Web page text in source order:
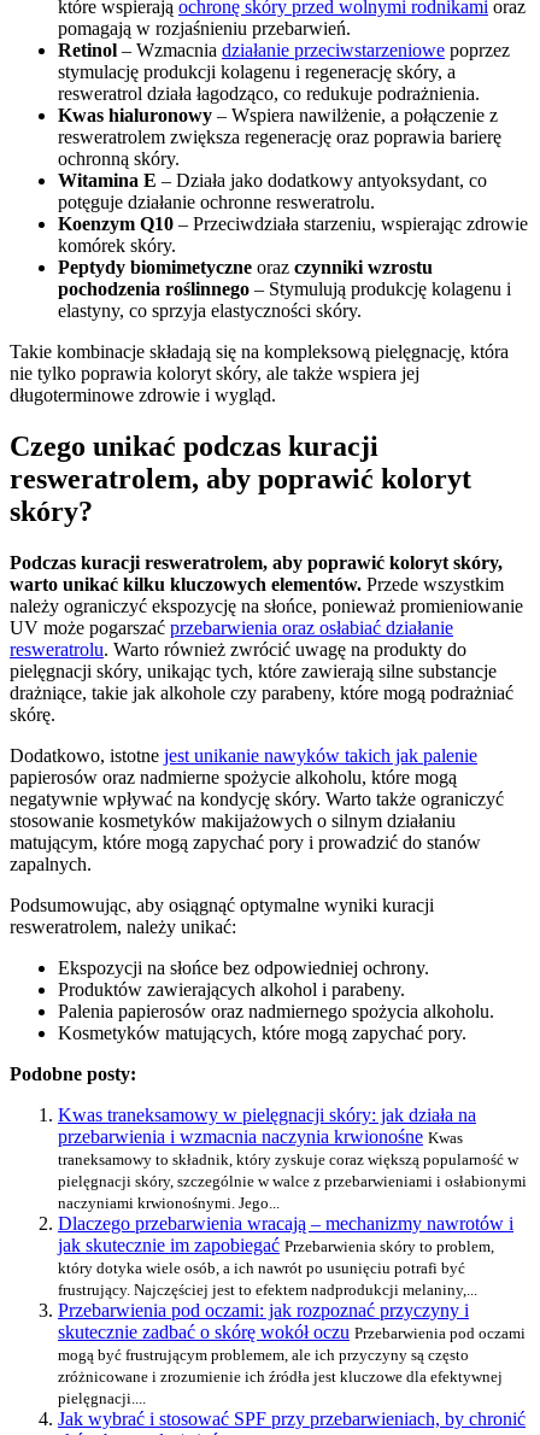
które wspierają ochronę skóry przed wolnymi rodnikami oraz
pomagają w rozjaśnieniu przebarwień.
Retinol – Wzmacnia działanie przeciwstarzeniowe poprzez
stymulację produkcji kolagenu i regenerację skóry, a
resweratrol działa łagodząco, co redukuje podrażnienia.
Kwas hialuronowy – Wspiera nawilżenie, a połączenie z
resweratrolem zwiększa regenerację oraz poprawia barierę
ochronną skóry.
Witamina E – Działa jako dodatkowy antyoksydant, co
potęguje działanie ochronne resweratrolu.
Koenzym Q10 – Przeciwdziała starzeniu, wspierając zdrowie
komórek skóry.
Peptydy biomimetyczne oraz czynniki wzrostu
pochodzenia roślinnego – Stymulują produkcję kolagenu i
elastyny, co sprzyja elastyczności skóry.
Takie kombinacje składają się na kompleksową pielęgnację, która
nie tylko poprawia koloryt skóry, ale także wspiera jej
długoterminowe zdrowie i wygląd.
Czego unikać podczas kuracji
resweratrolem, aby poprawić koloryt
skóry?
Podczas kuracji resweratrolem, aby poprawić koloryt skóry,
warto unikać kilku kluczowych elementów. Przede wszystkim
należy ograniczyć ekspozycję na słońce, ponieważ promieniowanie
UV może pogarszać przebarwienia oraz osłabiać działanie
resweratrolu. Warto również zwrócić uwagę na produkty do
pielęgnacji skóry, unikając tych, które zawierają silne substancje
drażniące, takie jak alkohole czy parabeny, które mogą podrażniać
skórę.
Dodatkowo, istotne jest unikanie nawyków takich jak palenie
papierosów oraz nadmierne spożycie alkoholu, które mogą
negatywnie wpływać na kondycję skóry. Warto także ograniczyć
stosowanie kosmetyków makijażowych o silnym działaniu
matującym, które mogą zapychać pory i prowadzić do stanów
zapalnych.
Podsumowując, aby osiągnąć optymalne wyniki kuracji
resweratrolem, należy unikać:
Ekspozycji na słońce bez odpowiedniej ochrony.
Produktów zawierających alkohol i parabeny.
Palenia papierosów oraz nadmiernego spożycia alkoholu.
Kosmetyków matujących, które mogą zapychać pory.
Podobne posty:
Kwas traneksamowy w pielęgnacji skóry: jak działa na
przebarwienia i wzmacnia naczynia krwionośne Kwas
traneksamowy to składnik, który zyskuje coraz większą popularność w
pielęgnacji skóry, szczególnie w walce z przebarwieniami i osłabionymi
naczyniami krwionośnymi. Jego...
Dlaczego przebarwienia wracają – mechanizmy nawrotów i
jak skutecznie im zapobiegać Przebarwienia skóry to problem,
który dotyka wiele osób, a ich nawrót po usunięciu potrafi być
frustrujący. Najczęściej jest to efektem nadprodukcji melaniny,...
Przebarwienia pod oczami: jak rozpoznać przyczyny i
skutecznie zadbać o skórę wokół oczu Przebarwienia pod oczami
mogą być frustrującym problemem, ale ich przyczyny są często
zróżnicowane i zrozumienie ich źródła jest kluczowe dla efektywnej
pielęgnacji....
Jak wybrać i stosować SPF przy przebarwieniach, by chronić